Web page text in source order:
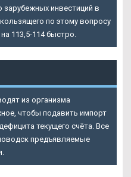
инвестиций в
по этому вопросу
113,5-114 быстро.
из организма
чтобы подавить импорт
текущего счёта. Все
предъявляемые